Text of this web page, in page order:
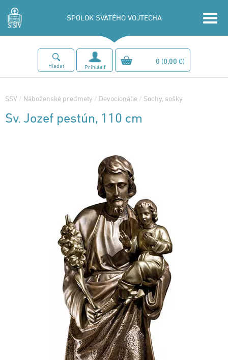
SPOLOK SVÄTÉHO VOJTECHA
Hľadať Prihlásiť
0 (0,00 €)
SSV / Náboženské predmety / Devocionálie / Sochy, sošky
Sv. Jozef pestún, 110 cm